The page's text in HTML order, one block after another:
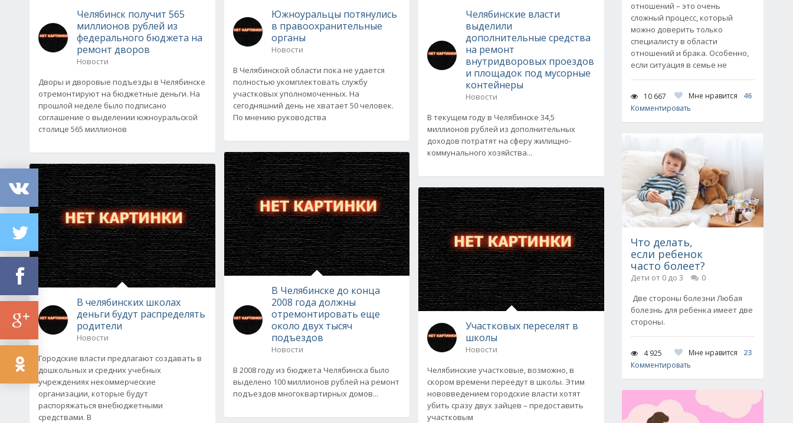
Челябинск получит 565
миллионов рублей из
федерального бюджета на
ремонт дворов
Новости
Дворы и дворовые подъезды в Челябинске
отремонтируют на бюджетные деньги. На
прошлой неделе было подписано
соглашение о выделении южноуральской
столице 565 миллионов
В челябинских школах
деньги будут распределять
родители
Новости
Городские власти предлагают создавать в
дошкольных и средних учебных
учреждениях некоммерческие
организации, которые будут
распоряжаться внебюджетными
средствами. В
Южноуральцы потянулись
в правоохранительные
органы
Новости
В Челябинской области пока не удается
полностью укомплектовать службу
участковых уполномоченных. На
сегодняшний день не хватает 50 человек.
По мнению руководства
В Челябинске до конца
2008 года должны
отремонтировать еще
около двух тысяч
подъездов
Новости
В 2008 году из бюджета Челябинска было
выделено 100 миллионов рублей на ремонт
подъездов многоквартирных домов...
Челябинские власти
выделили
дополнительные средства
на ремонт
внутридворовых проездов
и площадок под мусорные
контейнеры
Новости
В текущем году в Челябинске 34,5
миллионов рублей из дополнительных
доходов потратят на сферу жилищно-
коммунального хозяйства...
Участковых переселят в
школы
Новости
Челябинские участковые, возможно, в
скором времени переедут в школы. Этим
нововведением городские власти хотят
убить сразу двух зайцев – предоставить
участковым
отношений – это очень
сложный процесс, который
можно доверить только
специалисту в области
отношений и брака. Особенно,
если ситуация в семье не
10 667 Мне нравится
46
Комментировать
Что делать,
если ребенок
часто болеет?
Дети от 0 до 3
0
Две стороны болезни Любая
болезнь для ребенка имеет две
стороны.
4 925 Мне нравится
23
Комментировать